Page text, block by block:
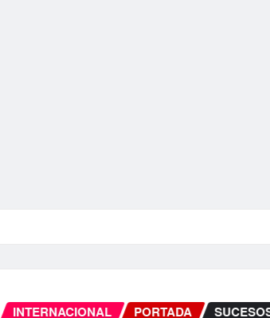
PORTADA SUCESOS